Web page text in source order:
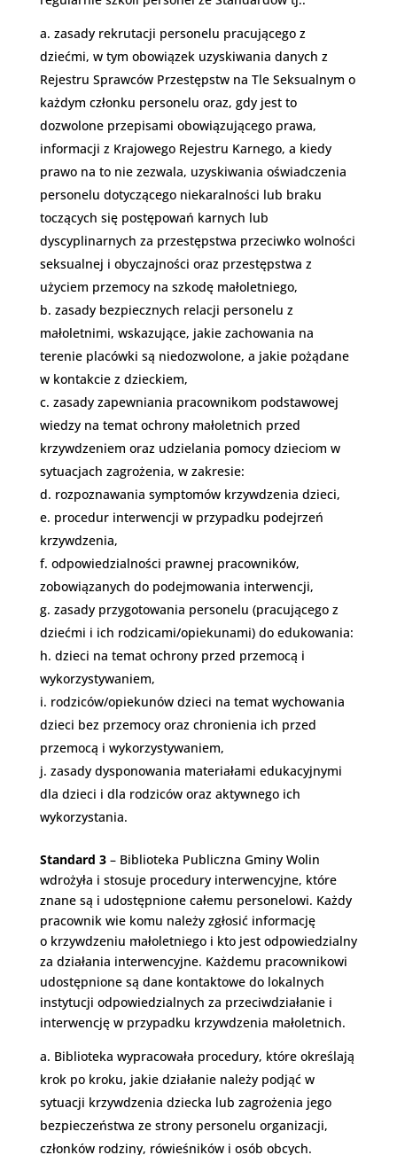
zasady rekrutacji personelu pracującego z
dziećmi, w tym obowiązek uzyskiwania danych z
Rejestru Sprawców Przestępstw na Tle Seksualnym o
każdym członku personelu oraz, gdy jest to
dozwolone przepisami obowiązującego prawa,
informacji z Krajowego Rejestru Karnego, a kiedy
prawo na to nie zezwala, uzyskiwania oświadczenia
personelu dotyczącego niekaralności lub braku
toczących się postępowań karnych lub
dyscyplinarnych za przestępstwa przeciwko wolności
seksualnej i obyczajności oraz przestępstwa z
użyciem przemocy na szkodę małoletniego,
zasady bezpiecznych relacji personelu z
małoletnimi, wskazujące, jakie zachowania na
terenie placówki są niedozwolone, a jakie pożądane
w kontakcie z dzieckiem,
zasady zapewniania pracownikom podstawowej
wiedzy na temat ochrony małoletnich przed
krzywdzeniem oraz udzielania pomocy dzieciom w
sytuacjach zagrożenia, w zakresie:
rozpoznawania symptomów krzywdzenia dzieci,
procedur interwencji w przypadku podejrzeń
krzywdzenia,
odpowiedzialności prawnej pracowników,
zobowiązanych do podejmowania interwencji,
zasady przygotowania personelu (pracującego z
dziećmi i ich rodzicami/opiekunami) do edukowania:
dzieci na temat ochrony przed przemocą i
wykorzystywaniem,
rodziców/opiekunów dzieci na temat wychowania
dzieci bez przemocy oraz chronienia ich przed
przemocą i wykorzystywaniem,
zasady dysponowania materiałami edukacyjnymi
dla dzieci i dla rodziców oraz aktywnego ich
wykorzystania.
Standard 3– Biblioteka Publiczna Gminy Wolin
wdrożyła i stosuje procedury interwencyjne, które
znane są i udostępnione całemu personelowi. Każdy
pracownik wie komu należy zgłosić informację
o krzywdzeniu małoletniego i kto jest odpowiedzialny
za działania interwencyjne. Każdemu pracownikowi
udostępnione są dane kontaktowe do lokalnych
instytucji odpowiedzialnych za przeciwdziałanie i
interwencję w przypadku krzywdzenia małoletnich.
Biblioteka wypracowała procedury, które określają
krok po kroku, jakie działanie należy podjąć w
sytuacji krzywdzenia dziecka lub zagrożenia jego
bezpieczeństwa ze strony personelu organizacji,
członków rodziny, rówieśników i osób obcych.